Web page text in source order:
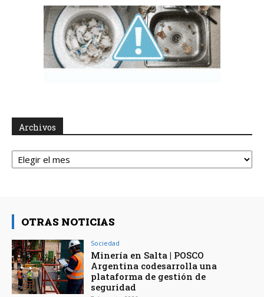
Archivos
Archivos
OTRAS NOTICIAS
Sociedad
Minería en Salta | POSCO
Argentina codesarrolla una
plataforma de gestión de
seguridad